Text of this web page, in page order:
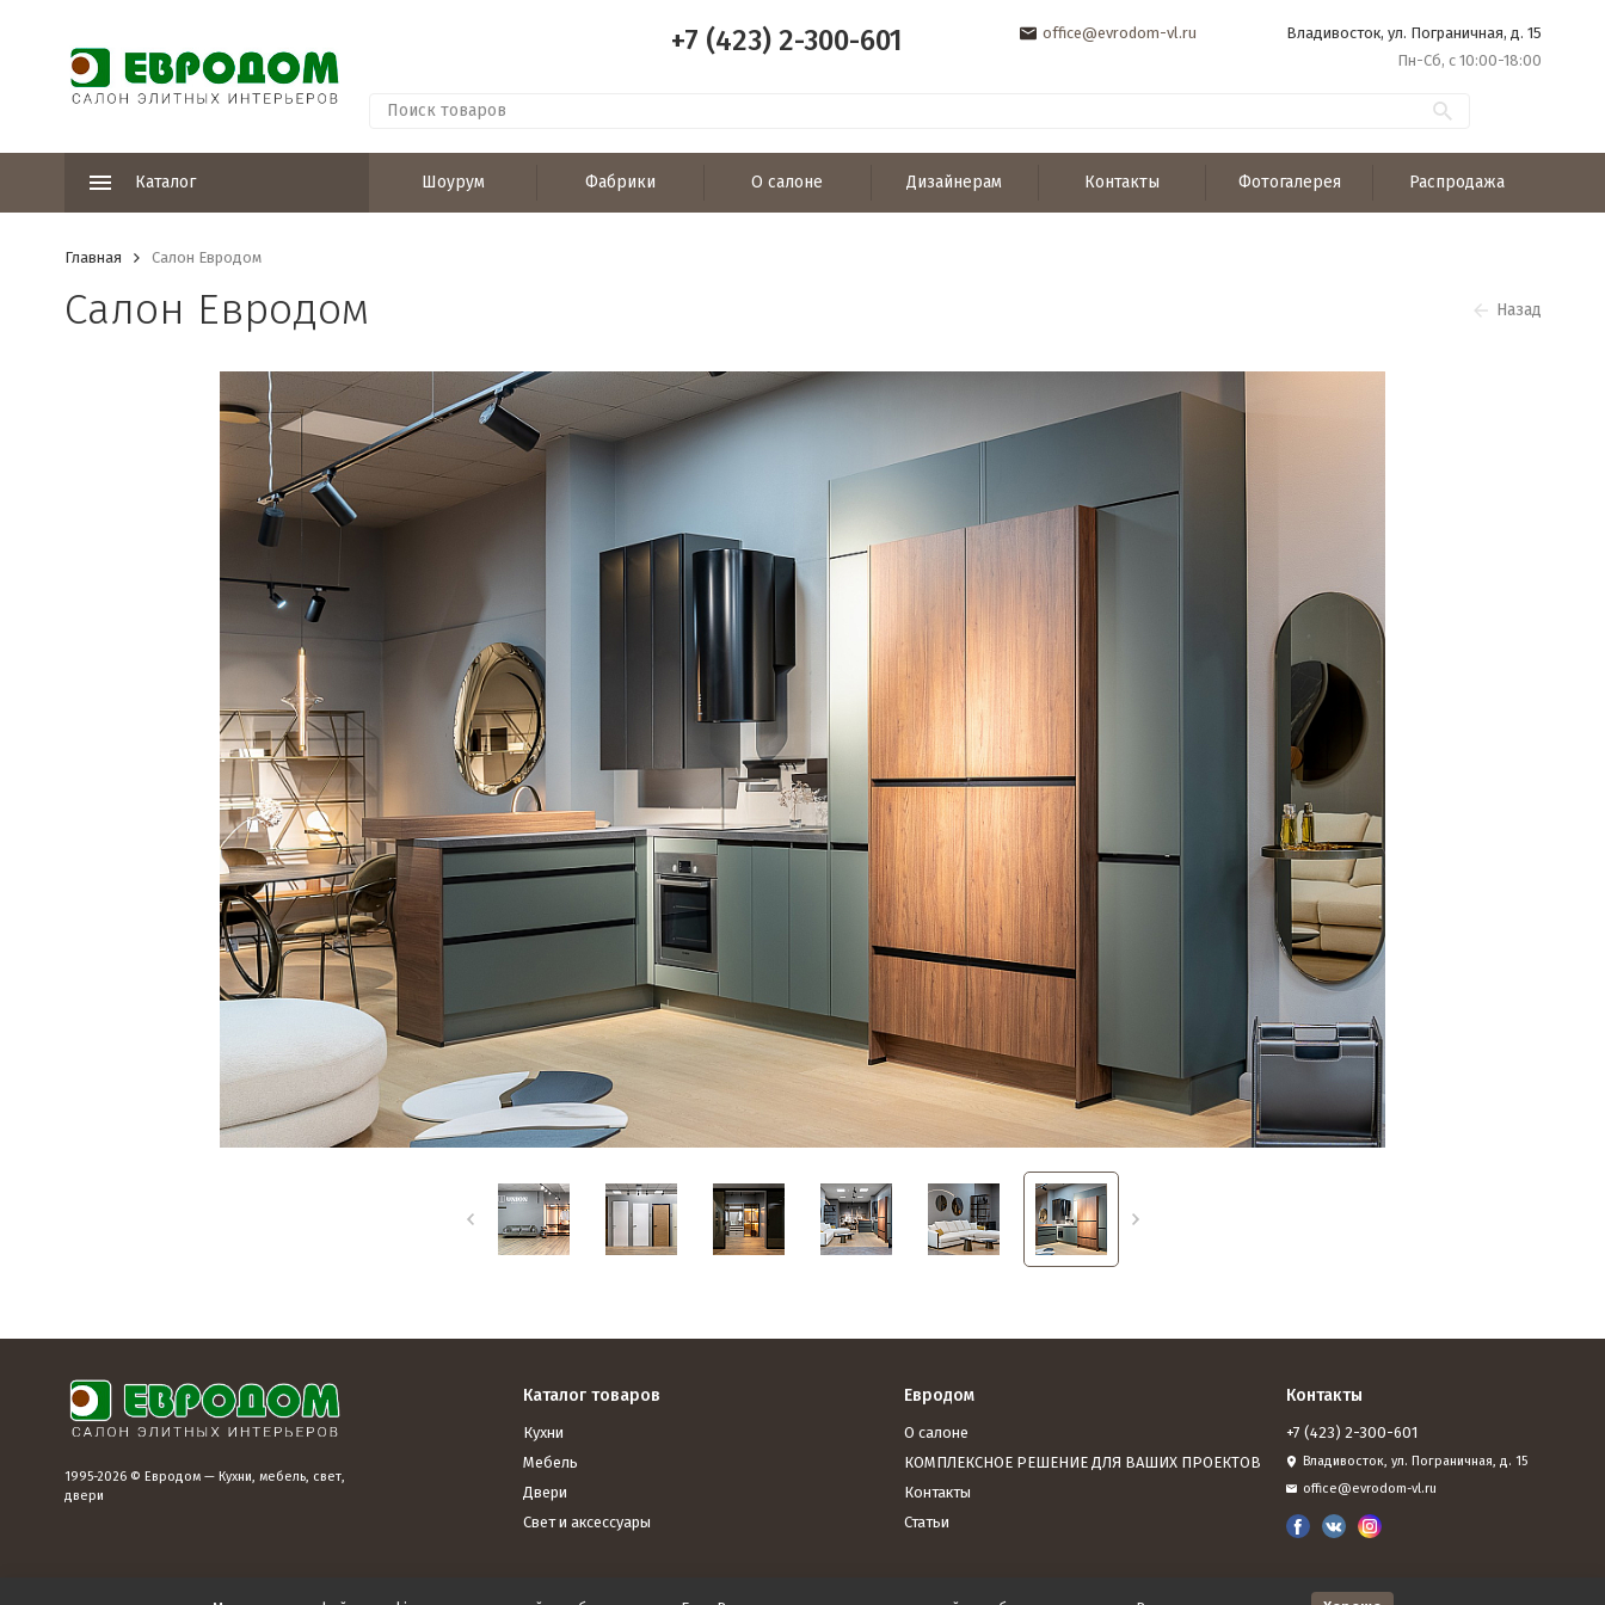
+7 (423) 2-300-601 office@evrodom-vl.ru
Владивосток, ул. Пограничная, д. 15
Пн-Сб, с 10:00-18:00
Каталог Шоурум Фабрики О салоне Дизайнерам Контакты Фотогалерея Распродажа
Главная Салон Евродом
Салон Евродом Назад
1995-2026 © Евродом — Кухни, мебель, свет,
двери
Каталог товаров
Кухни
Мебель
Двери
Свет и аксессуары
Евродом
О салоне
КОМПЛЕКСНОЕ РЕШЕНИЕ ДЛЯ ВАШИХ ПРОЕКТОВ
Контакты
Статьи
Контакты
+7 (423) 2-300-601
Владивосток, ул. Пограничная, д. 15
office@evrodom-vl.ru